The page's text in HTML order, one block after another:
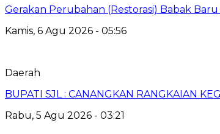
Gerakan Perubahan (Restorasi) Babak
Kamis, 6 Agu 2026 - 05:56
Daerah
BUPATI SJL : CANANGKAN RANGKAIAN
Rabu, 5 Agu 2026 - 03:21